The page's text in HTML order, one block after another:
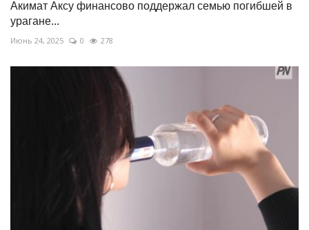
Акимат Аксу финансово поддержал семью погибшей в
урагане...
Июнь 24, 2025 0 278